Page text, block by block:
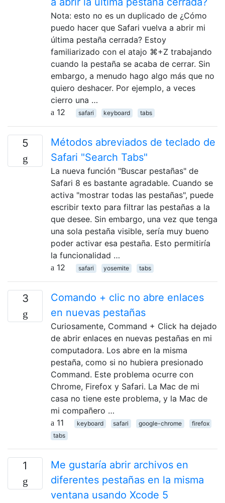
Nota: esto no es un duplicado de ¿Cómo
puedo hacer que Safari vuelva a abrir mi
última pestaña cerrada? Estoy
familiarizado con el atajo ⌘+Z trabajando
cuando la pestaña se acaba de cerrar. Sin
embargo, a menudo hago algo más que no
quiero deshacer. Por ejemplo, a veces
cierro una …
12
safari keyboard tabs
5
Métodos abreviados de teclado de
Safari "Search Tabs"
La nueva función "Buscar pestañas" de
Safari 8 es bastante agradable. Cuando se
activa "mostrar todas las pestañas", puede
escribir texto para filtrar las pestañas a la
que desee. Sin embargo, una vez que tenga
una sola pestaña visible, sería muy bueno
poder activar esa pestaña. Esto permitiría
la funcionalidad …
12
safari yosemite tabs
3
Comando + clic no abre enlaces
en nuevas pestañas
Curiosamente, Command + Click ha dejado
de abrir enlaces en nuevas pestañas en mi
computadora. Los abre en la misma
pestaña, como si no hubiera presionado
Command. Este problema ocurre con
Chrome, Firefox y Safari. La Mac de mi
casa no tiene este problema, y ​​la Mac de
mi compañero …
11
keyboard safari google-chrome
firefox
tabs
1
Me gustaría abrir archivos en
diferentes pestañas en la misma
ventana usando Xcode 5